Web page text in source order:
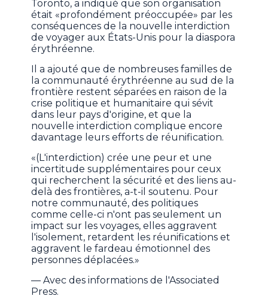
Toronto, a indiqué que son organisation
était «profondément préoccupée» par les
conséquences de la nouvelle interdiction
de voyager aux États-Unis pour la diaspora
érythréenne.
Il a ajouté que de nombreuses familles de
la communauté érythréenne au sud de la
frontière restent séparées en raison de la
crise politique et humanitaire qui sévit
dans leur pays d'origine, et que la
nouvelle interdiction complique encore
davantage leurs efforts de réunification.
«(L'interdiction) crée une peur et une
incertitude supplémentaires pour ceux
qui recherchent la sécurité et des liens au-
delà des frontières, a-t-il soutenu. Pour
notre communauté, des politiques
comme celle-ci n'ont pas seulement un
impact sur les voyages, elles aggravent
l'isolement, retardent les réunifications et
aggravent le fardeau émotionnel des
personnes déplacées.»
— Avec des informations de l'Associated
Press.